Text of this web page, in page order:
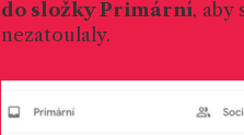
do složky Primární, aby
nezatoulaly.